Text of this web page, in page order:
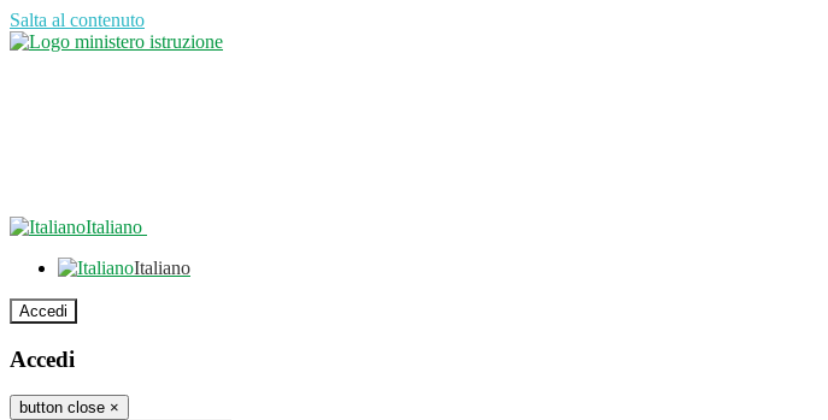
Salta al contenuto
Italiano
Italiano
Accedi
Accedi
button close ×